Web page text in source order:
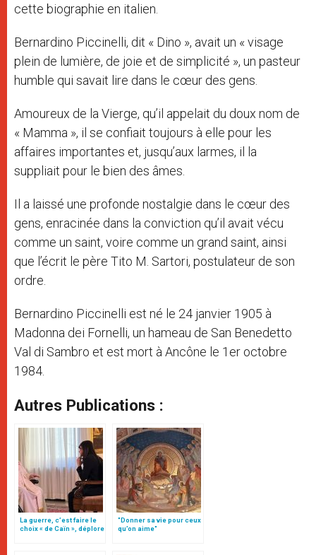
cette biographie en italien.
Bernardino Piccinelli, dit « Dino », avait un « visage
plein de lumière, de joie et de simplicité », un pasteur
humble qui savait lire dans le cœur des gens.
Amoureux de la Vierge, qu’il appelait du doux nom de
« Mamma », il se confiait toujours à elle pour les
affaires importantes et, jusqu’aux larmes, il la
suppliait pour le bien des âmes.
Il a laissé une profonde nostalgie dans le cœur des
gens, enracinée dans la conviction qu’il avait vécu
comme un saint, voire comme un grand saint, ainsi
que l’écrit le père Tito M. Sartori, postulateur de son
ordre.
Bernardino Piccinelli est né le 24 janvier 1905 à
Madonna dei Fornelli, un hameau de San Benedetto
Val di Sambro et est mort à Ancône le 1er octobre
1984.
Autres Publications :
La guerre, c’est faire le
choix « de Caïn », déplore
"Donner sa vie pour ceux
qu’on aime"